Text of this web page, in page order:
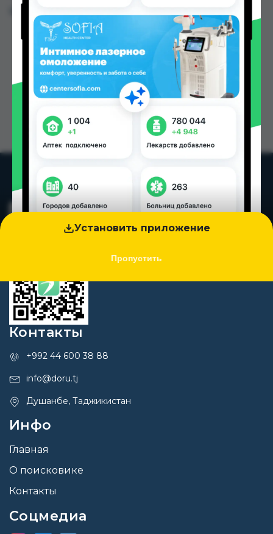
Установить приложение
Пропустить
Контакты
+992 44 600 38 88
info@doru.tj
Душанбе, Таджикистан
Инфо
Главная
О поисковике
Контакты
Соцмедиа